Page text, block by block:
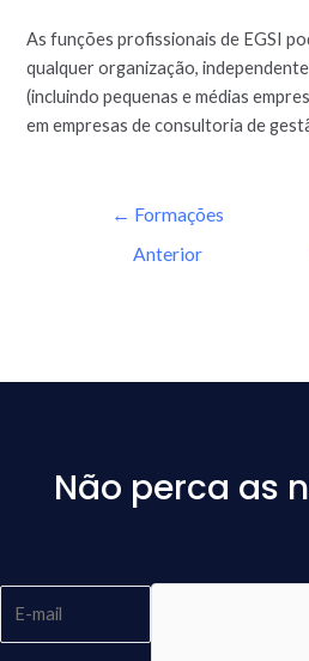
As funções profissionais de EGSI
qualquer organização,
(incluindo pequenas e médias
em empresas de consultoria de
← Formações
Anterior
Não perca as